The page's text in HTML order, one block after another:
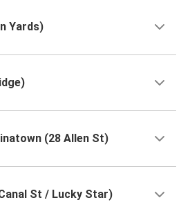
Yards)
(28 Allen St)
St / Lucky Star)